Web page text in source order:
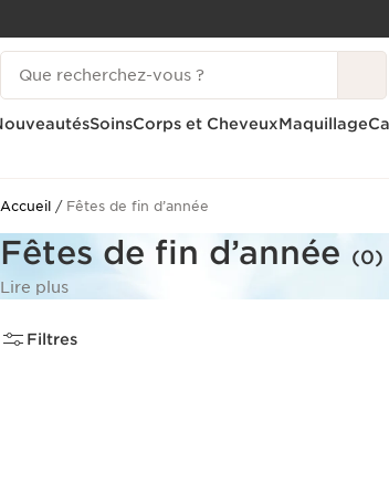
ALLER AU CONTENU
CONSULTER LE PIED DE PAGE
Historique des recherches
SoinsCorps et CheveuxMaquillage
Accueil Fêtes de fin d’année
Fêtes de fin d’année (0)
Lire plus
Filtres